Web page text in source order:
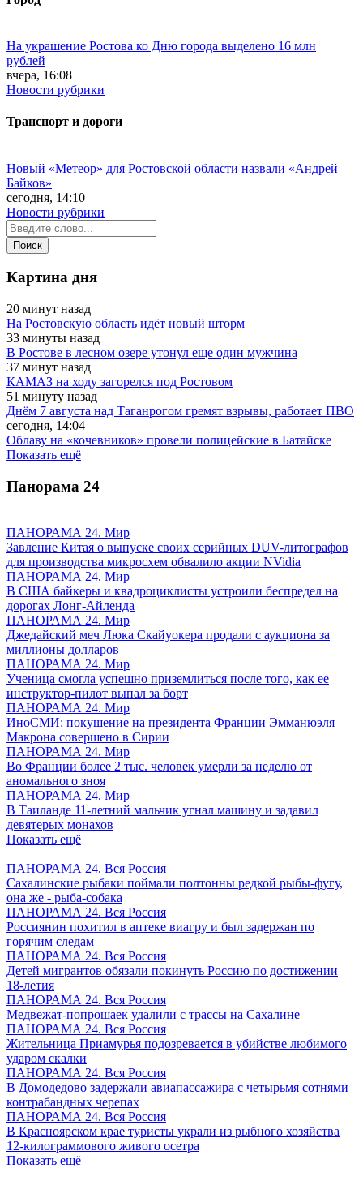
На украшение Ростова ко Дню города выделено 16 млн
рублей
вчера, 16:08
Новости рубрики
Транспорт и дороги
Новый «Метеор» для Ростовской области назвали «Андрей
Байков»
сегодня, 14:10
Новости рубрики
Картина дня
20 минут назад
На Ростовскую область идёт новый шторм
33 минуты назад
В Ростове в лесном озере утонул еще один мужчина
37 минут назад
КАМАЗ на ходу загорелся под Ростовом
51 минуту назад
Днём 7 августа над Таганрогом гремят взрывы, работает ПВО
сегодня, 14:04
Облаву на «кочевников» провели полицейские в Батайске
Показать ещё
Панорама 24
ПАНОРАМА 24. Мир
Завление Китая о выпуске своих серийных DUV-литографов
для производства микросхем обвалило акции NVidia
ПАНОРАМА 24. Мир
В США байкеры и квадроциклисты устроили беспредел на
дорогах Лонг-Айленда
ПАНОРАМА 24. Мир
Джедайский меч Люка Скайуокера продали с аукциона за
миллионы долларов
ПАНОРАМА 24. Мир
Ученица смогла успешно приземлиться после того, как ее
инструктор-пилот выпал за борт
ПАНОРАМА 24. Мир
ИноСМИ: покушение на президента Франции Эмманюэля
Макрона совершено в Сирии
ПАНОРАМА 24. Мир
Во Франции более 2 тыс. человек умерли за неделю от
аномального зноя
ПАНОРАМА 24. Мир
В Таиланде 11-летний мальчик угнал машину и задавил
девятерых монахов
Показать ещё
ПАНОРАМА 24. Вся Россия
Сахалинские рыбаки поймали полтонны редкой рыбы-фугу,
она же - рыба-собака
ПАНОРАМА 24. Вся Россия
Россиянин похитил в аптеке виагру и был задержан по
горячим следам
ПАНОРАМА 24. Вся Россия
Детей мигрантов обязали покинуть Россию по достижении
18-летия
ПАНОРАМА 24. Вся Россия
Медвежат-попрошаек удалили с трассы на Сахалине
ПАНОРАМА 24. Вся Россия
Жительница Приамурья подозревается в убийстве любимого
ударом скалки
ПАНОРАМА 24. Вся Россия
В Домодедово задержали авиапассажира с четырьмя сотнями
контрабандных черепах
ПАНОРАМА 24. Вся Россия
В Красноярском крае туристы украли из рыбного хозяйства
12-килограммового живого осетра
Показать ещё